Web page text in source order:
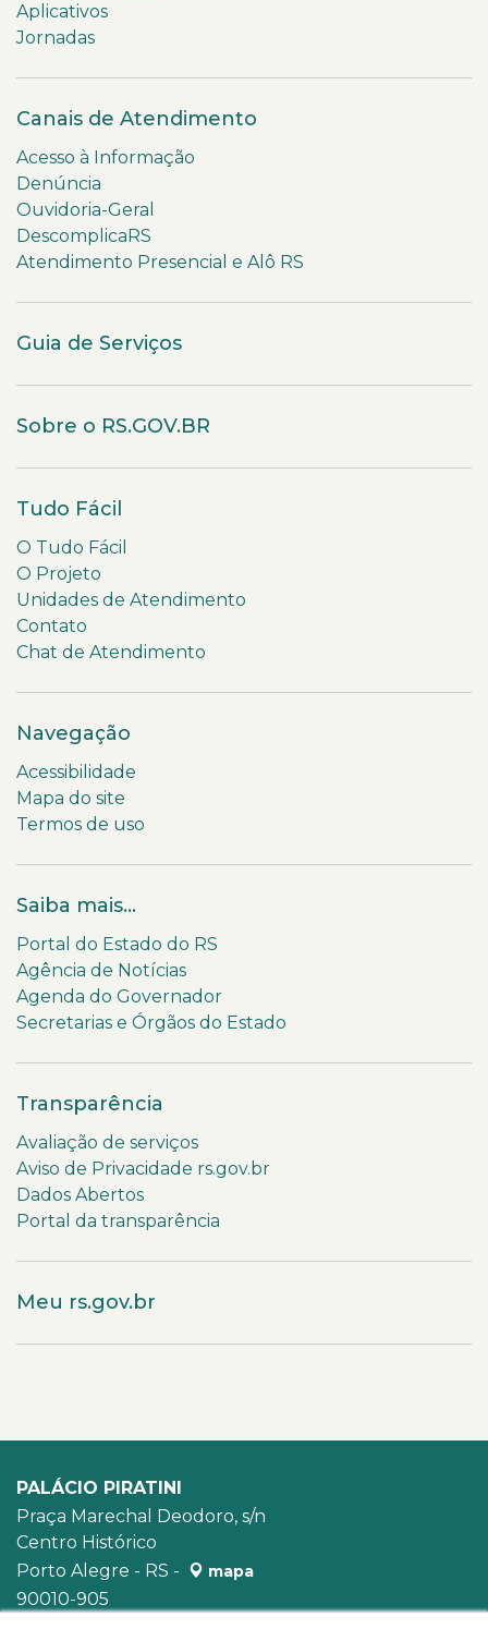
Aplicativos
Jornadas
Canais de Atendimento
Acesso à Informação
Denúncia
Ouvidoria-Geral
DescomplicaRS
Atendimento Presencial e Alô RS
Guia de Serviços
Sobre o RS.GOV.BR
Tudo Fácil
O Tudo Fácil
O Projeto
Unidades de Atendimento
Contato
Chat de Atendimento
Navegação
Acessibilidade
Mapa do site
Termos de uso
Saiba mais...
Portal do Estado do RS
Agência de Notícias
Agenda do Governador
Secretarias e Órgãos do Estado
Transparência
Avaliação de serviços
Aviso de Privacidade rs.gov.br
Dados Abertos
Portal da transparência
Meu rs.gov.br
PALÁCIO PIRATINI
Praça Marechal Deodoro, s/n
Centro Histórico
Porto Alegre - RS -
mapa
90010-905